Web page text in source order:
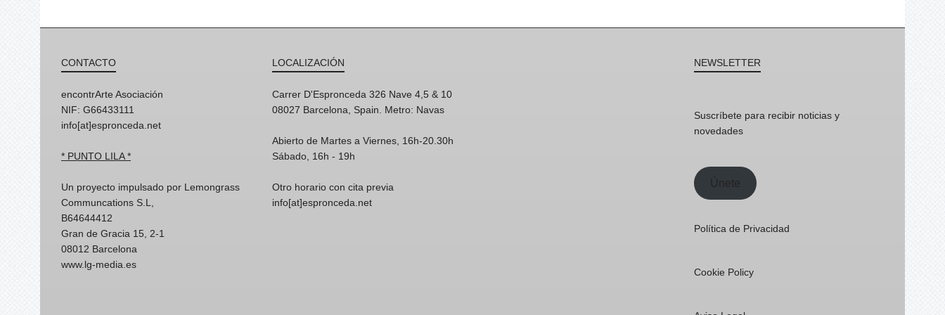
CONTACTO
encontrArte Asociación
NIF: G66433111
info[at]espronceda.net
* PUNTO LILA *
Un proyecto impulsado por Lemongrass
Communcations S.L,
B64644412
Gran de Gracia 15, 2-1
08012 Barcelona
www.lg-media.es
LOCALIZACIÓN
Carrer D'Espronceda 326 Nave 4,5 & 10
08027 Barcelona, Spain. Metro: Navas
Abierto de Martes a Viernes, 16h-20.30h
Sábado, 16h - 19h
Otro horario con cita previa
info[at]espronceda.net
NEWSLETTER
Suscríbete para recibir noticias y
novedades
Únete
Política de Privacidad
Cookie Policy